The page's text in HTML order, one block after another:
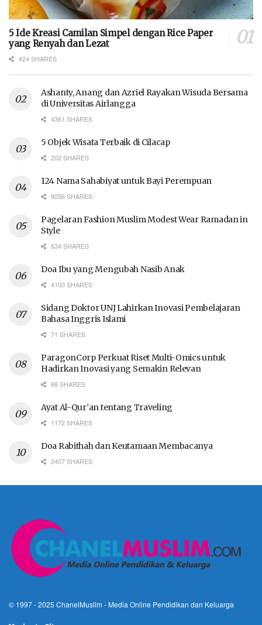
5 Ide Kreasi Camilan Simpel dengan Rice Paper
yang Renyah dan Lezat
424 SHARES
Ashanty, Anang dan Azriel Rayakan Wisuda Bersama
di Universitas Airlangga
4361 SHARES
5 Objek Wisata Terbaik di Cilacap
202 SHARES
124 Nama Sahabiyat untuk Bayi Perempuan
9056 SHARES
Pagelaran Fashion Muslim Modest Wear Ramadan in
Style
634 SHARES
Doa Ibu yang Mengubah Nasib Anak
4100 SHARES
Sidang Doktor UNJ Lahirkan Inovasi Pembelajaran
Bahasa Inggris Islami
71 SHARES
ParagonCorp Perkuat Riset Multi-Omics untuk
Hadirkan Inovasi yang Semakin Relevan
68 SHARES
Ayat Al-Qur’an tentang Traveling
1172 SHARES
Doa Rabithah dan Keutamaan Membacanya
2407 SHARES
© 1997 - 2025 ChanelMuslim - Media Online Pendidikan dan Keluarga